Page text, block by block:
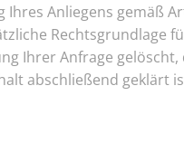
Anliegens gemäß
Rechtsgrundlage
Ihrer Anfrage gelöscht,
abschließend geklärt